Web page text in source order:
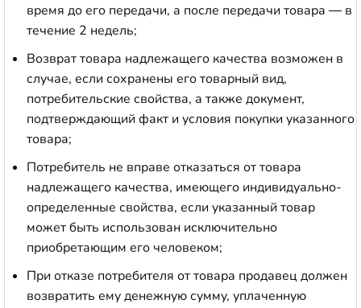
время до его передачи, а после передачи товара — в
течение 2 недель;
Возврат товара надлежащего качества возможен в
случае, если сохранены его товарный вид,
потребительские свойства, а также документ,
подтверждающий факт и условия покупки указанного
товара;
Потребитель не вправе отказаться от товара
надлежащего качества, имеющего индивидуально-
определенные свойства, если указанный товар
может быть использован исключительно
приобретающим его человеком;
При отказе потребителя от товара продавец должен
возвратить ему денежную сумму, уплаченную